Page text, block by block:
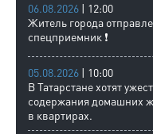
06.08.2026 | 12:00
Житель города
спецприемник ❗
05.08.2026 | 10:00
В Татарстане хотят
содержания домашних
в квартирах.